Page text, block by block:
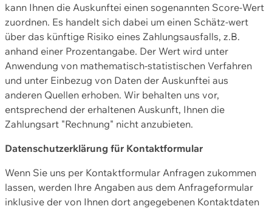
kann Ihnen die Auskunftei einen sogenannten Score-Wert
zuordnen. Es handelt sich dabei um einen Schätz-wert
über das künftige Risiko eines Zahlungsausfalls, z.B.
anhand einer Prozentangabe. Der Wert wird unter
Anwendung von mathematisch-statistischen Verfahren
und unter Einbezug von Daten der Auskunftei aus
anderen Quellen erhoben. Wir behalten uns vor,
entsprechend der erhaltenen Auskunft, Ihnen die
Zahlungsart "Rechnung" nicht anzubieten.
Datenschutzerklärung für Kontaktformular
Wenn Sie uns per Kontaktformular Anfragen zukommen
lassen, werden Ihre Angaben aus dem Anfrageformular
inklusive der von Ihnen dort angegebenen Kontaktdaten